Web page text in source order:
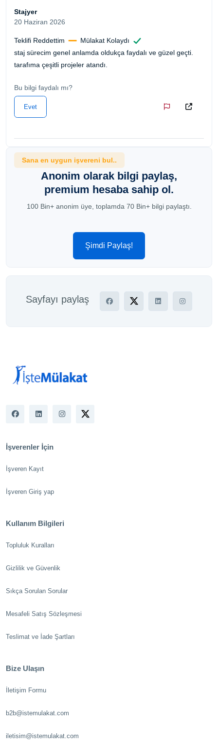
Stajyer
20 Haziran 2026
Teklifi Reddettim
Mülakat Kolaydı
staj sürecim genel anlamda oldukça faydalı ve güzel geçti.
tarafıma çeşitli projeler atandı.
Bu bilgi faydalı mı?
Evet
Sana en uygun işvereni bul..
Anonim olarak bilgi paylaş,
premium hesaba sahip ol.
100 Bin+ anonim üye, toplamda 70 Bin+ bilgi paylaştı.
Şimdi Paylaş!
Sayfayı paylaş
İşverenler İçin
İşveren Kayıt
İşveren Giriş yap
Kullanım Bilgileri
Topluluk Kuralları
Gizlilik ve Güvenlik
Sıkça Sorulan Sorular
Mesafeli Satış Sözleşmesi
Teslimat ve İade Şartları
Bize Ulaşın
İletişim Formu
b2b@istemulakat.com
iletisim@istemulakat.com